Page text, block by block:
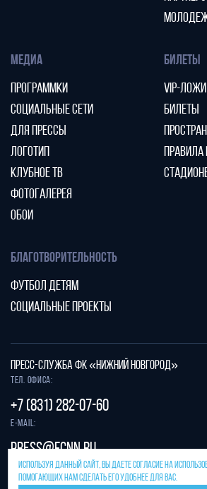
МЕДИА
ПРОГРАММКИ
СОЦИАЛЬНЫЕ СЕТИ
ДЛЯ ПРЕССЫ
ЛОГОТИП
КЛУБНОЕ ТВ
ФОТОГАЛЕРЕЯ
ОБОИ
БИЛЕТЫ
VIP-ЛОЖИ
БИЛЕТЫ
ПРАВИЛА
БЛАГОТВОРИТЕЛЬНОСТЬ
ФУТБОЛ ДЕТЯМ
СОЦИАЛЬНЫЕ ПРОЕКТЫ
Защита от спама reCAPTCHA.
Конфиденциальностьиусловия использования
ПРЕСС-СЛУЖБА ФК «НИЖНИЙ НОВГОРОД»
Тел. офиса:
+7 (831) 282-07-60
E-mail:
press@fcnn.ru
ИСПОЛЬЗУЯ ДАННЫЙ САЙТ, ВЫ ДАЕТЕ СОГЛАСИЕ НА
ПОМОГАЮЩИХ НАМ СДЕЛАТЬ ЕГО УДОБНЕЕ ДЛЯ ВАС.